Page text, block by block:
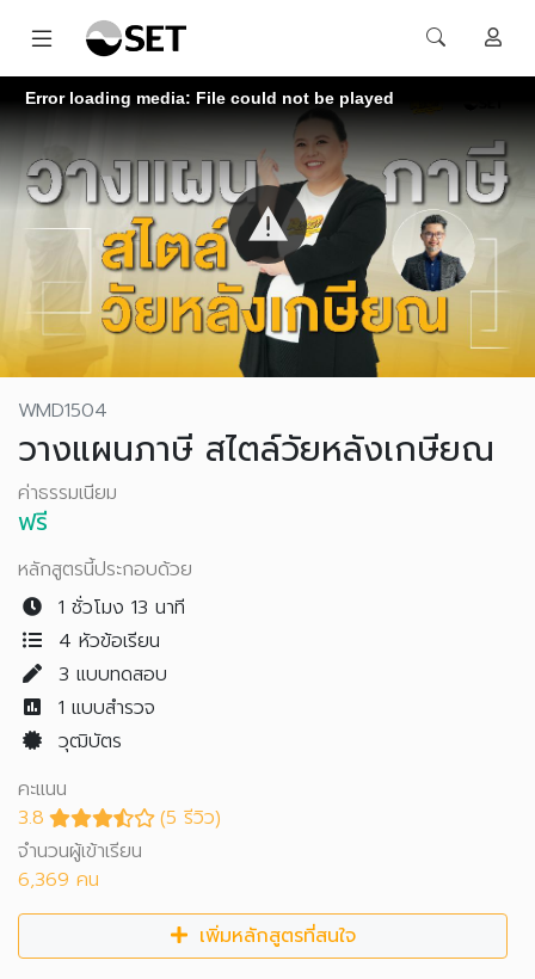
Error loading media: File could not be played
WMD1504
วางแผนภาษี สไตล์วัยหลังเกษียณ
ค่าธรรมเนียม
ฟรี
หลักสูตรนี้ประกอบด้วย
1 ชั่วโมง 13 นาที
4 หัวข้อเรียน
3 แบบทดสอบ
1 แบบสำรวจ
วุฒิบัตร
คะแนน
3.8
(5 รีวิว)
จำนวนผู้เข้าเรียน
6,369 คน
เพิ่มหลักสูตรที่สนใจ